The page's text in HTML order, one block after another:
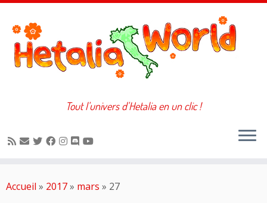
au
Tout l'univers d'Hetalia en un clic !
Accueil » 2017» mars » 27